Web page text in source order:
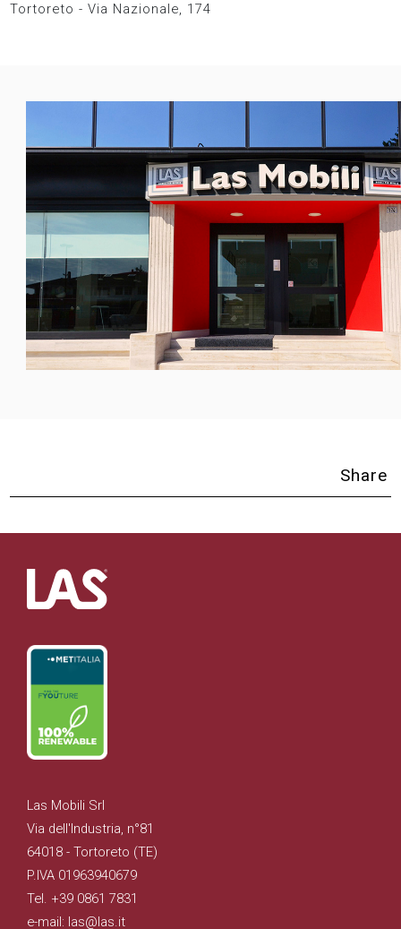
Tortoreto - Via Nazionale, 174
Share
Las Mobili Srl
Via dell'Industria, n°81
64018 - Tortoreto (TE)
P.IVA 01963940679
Tel. +39 0861 7831
e-mail: las@las.it